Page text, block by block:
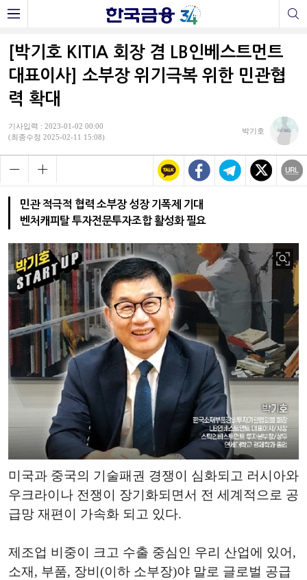
[박기호 KITIA 회장 겸 LB인베스트먼트
대표이사] 소부장 위기극복 위한 민관협
력 확대
기사입력 : 2023-01-02 00:00
(최종수정 2025-02-11 15:08)
박기호
민관 적극적 협력 소부장 성장 기폭제 기대
벤처캐피탈 투자전문투자조합 활성화 필요
미국과 중국의 기술패권 경쟁이 심화되고 러시아와
우크라이나 전쟁이 장기화되면서 전 세계적으로 공
급망 재편이 가속화 되고 있다.
제조업 비중이 크고 수출 중심인 우리 산업에 있어,
소재, 부품, 장비(이하 소부장)야 말로 글로벌 공급